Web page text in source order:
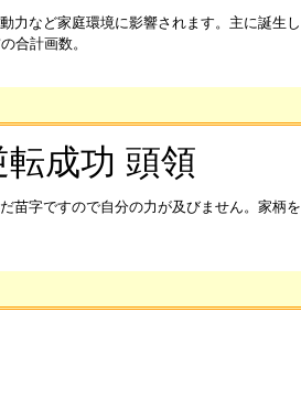
力など家庭環境に影響されます。主に誕生し
合計画数。
成功 頭領
苗字ですので自分の力が及びません。家柄を